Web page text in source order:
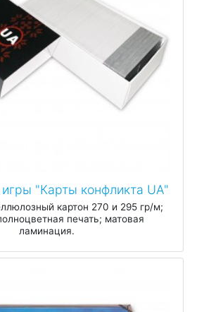
"Карты конфликта UA"
картон 270 и 295 гр/м;
печать; матовая
ламинация.